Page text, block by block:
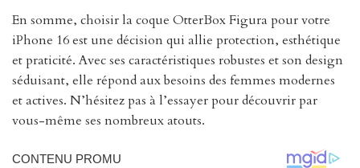
En somme, choisir la coque OtterBox Figura pour votre
iPhone 16 est une décision qui allie protection, esthétique
et praticité. Avec ses caractéristiques robustes et son design
séduisant, elle répond aux besoins des femmes modernes
et actives. N’hésitez pas à l’essayer pour découvrir par
vous-même ses nombreux atouts.